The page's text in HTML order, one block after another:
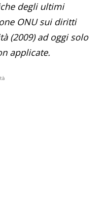
degli ultimi
ONU sui diritti
(2009) ad oggi solo
applicate.